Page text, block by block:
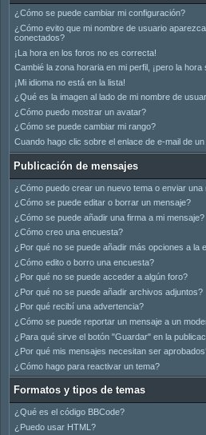
¿Cómo se puede cambiar mi configuración?
¿Cómo evito que mi nombre de usuario
conectados?
¡La hora en los foros no es correcta!
Cambié la zona horaria en mi perfil, ¡pero la
¡Mi idioma no está en la lista!
¿Qué es la imagen al lado de mi nombre de
¿Cómo puedo mostrar un avatar?
¿Cómo se puede cambiar mi rango?
Cuando hago clic sobre el enlace de e-mail de
Publicación de mensajes
¿Cómo puedo crear un nuevo tema o enviar una
¿Cómo se puede editar o borrar un mensaje?
¿Cómo se puede añadir una firma a mi mensaje?
¿Cómo creo una encuesta?
¿Por qué no se puede añadir más opciones a la
¿Cómo edito o borro una encuesta?
¿Por qué no se puede acceder a algún foro?
¿Por qué no se puede añadir archivos adjuntos?
¿Por qué recibí una advertencia?
¿Cómo se puede reportar un mensaje a un
¿Para qué sirve el botón "Guardar" en la
¿Por qué mis mensajes necesitan ser
¿Cómo hago para reactivar un tema?
Formatos y tipos de temas
¿Qué es el código BBCode?
¿Puedo usar HTML?